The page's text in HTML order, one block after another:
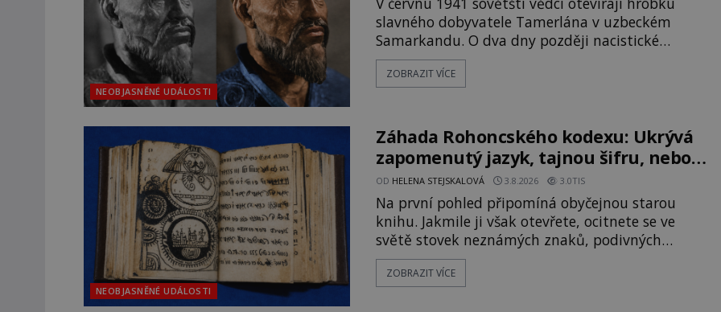
NEOBJASNĚNÉ UDÁLOSTI
slavného dobyvatele Tamerlána v uzbeckém
Samarkandu. O dva dny později nacistické
Německo zahajuje operaci Barbarossa a napadá
Sovětský svaz. Shoda dat je natolik zarážející, že
fascinující souhru okolností? Když antropolog
Michail Gerasimov (1907-1970) a
ZOBRAZIT VÍCE
NEOBJASNĚNÉ UDÁLOSTI
Záhada Rohoncského kodexu: Ukrývá
zapomenutý jazyk, tajnou šifru, nebo
mistrovský podvrh?
OD HELENA STEJSKALOVÁ 3.8.2026 3.0TIS
Na první pohled připomíná obyčejnou starou
knihu. Jakmile ji však otevřete, ocitnete se ve
světě stovek neznámých znaků, podivných
ilustrací a textu, který už téměř dvě století
vzdoruje všem pokusům o rozluštění. Rohoncský
ZOBRAZIT VÍCE